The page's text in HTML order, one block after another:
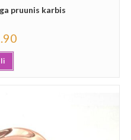
pruunis karbis